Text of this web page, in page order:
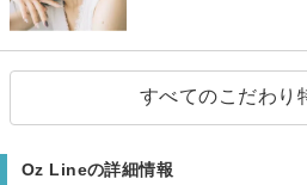
すべてのこだわり
Oz Lineの詳細情報